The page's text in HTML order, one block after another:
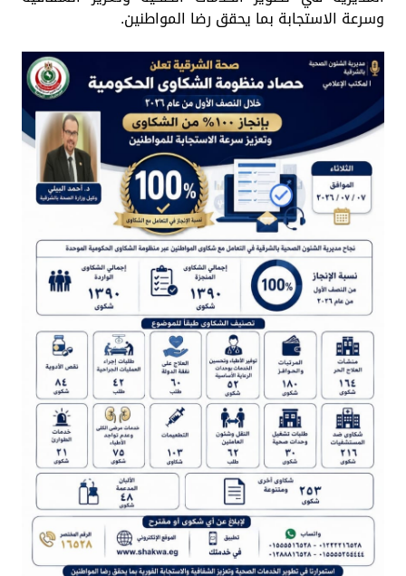
وسرعة الاستجابة بما يحقق رضا المواطنين.